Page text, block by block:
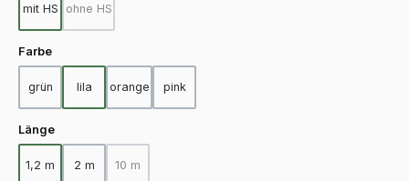
mit HS ohne HS
(Diese Option ist zurzeit nicht verfügbar.)
Farbeauswählen
grün lila orange pink
Längeauswählen
1,2 m 2 m 10 m
(Diese Option ist zurzeit nicht verfügbar.)